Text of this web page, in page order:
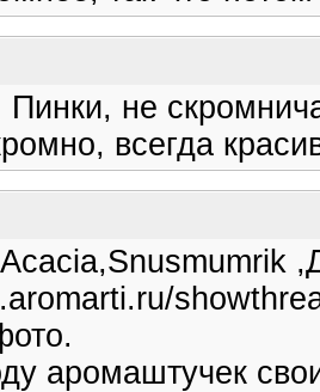
Пинки, не
всегда
аромаштучек